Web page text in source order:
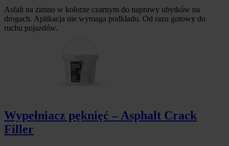
Asfalt na zimno w kolorze czarnym do naprawy ubytków na
drogach. Aplikacja nie wymaga podkładu. Od razu gotowy do
ruchu pojazdów.
Wypełniacz pęknięć – Asphalt Crack
Filler